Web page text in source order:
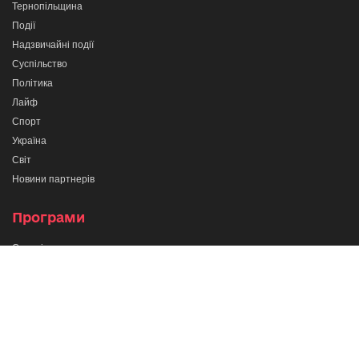
Тернопільщина
Події
Надзвичайні події
Суспільство
Політика
Лайф
Спорт
Україна
Світ
Новини партнерів
Програми
Сильні разом